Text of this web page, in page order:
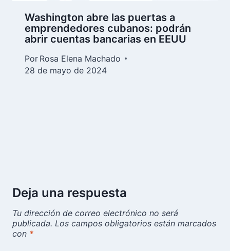
Washington abre las puertas a
emprendedores cubanos: podrán
abrir cuentas bancarias en EEUU
Por Rosa Elena Machado
28 de mayo de 2024
Deja una respuesta
Tu dirección de correo electrónico no será
publicada. Los campos obligatorios están marcados
con *